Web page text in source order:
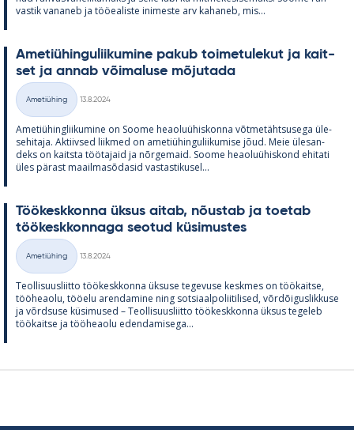
vas­tik va­na­neb ja töö­ea­liste ini­meste arv ka­ha­neb, mis...
Ame­tiü­hin­gu­lii­ku­mine pa­kub toi­me­tu­le­kut ja kait­
set ja an­nab või­ma­luse mõ­ju­tada
Kategooriad
Ametiühing
13.8.2024
Ame­tiü­hinglii­ku­mine on Soome heao­luü­his­konna võt­me­täht­susega üle­
se­hi­taja. Ak­tiiv­sed liik­med on ame­tiü­hin­gu­lii­ku­mise jõud. Meie üle­san­
deks on kaitsta töö­ta­jaid ja nõr­ge­maid. Soome heao­luü­his­kond ehi­tati
üles pä­rast maa­il­masõ­da­sid vas­tas­ti­kusel...
Töö­kesk­konna ük­sus ai­tab, nõus­tab ja toe­tab
töö­kesk­kon­naga seo­tud kü­si­mus­tes
Kategooriad
Ametiühing
13.8.2024
Teol­li­suus­liitto töö­kesk­konna ük­suse te­ge­vuse kesk­mes on töö­kaitse,
töö­heaolu, töö­elu aren­da­mine ning sot­si­aal­po­lii­ti­li­sed, võrdõi­gus­lik­kuse
ja võrd­suse kü­si­mused – Teol­li­suus­liitto töö­kesk­konna ük­sus te­ge­leb
töö­kaitse ja töö­heaolu eden­da­mi­sega...